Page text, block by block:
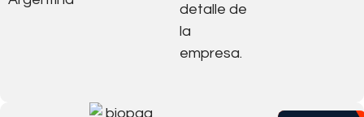
detalle de
la
empresa.